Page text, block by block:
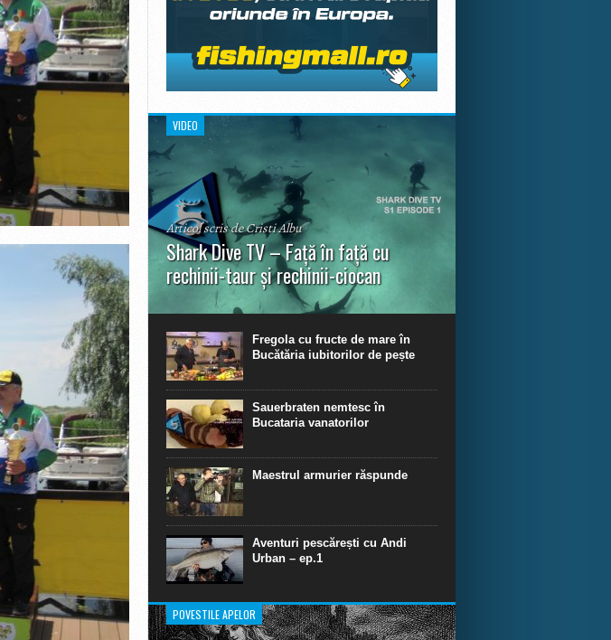
VIDEO
Articol scris de Cristi Albu
Shark Dive TV – Față în față cu
rechinii-taur și rechinii-ciocan
În primul episod din Shark Dive TV, telespectatorii
extraordinare de scufundare cu rechini.
Fregola cu fructe de mare în
Bucătăria iubitorilor de pește
Sauerbraten nemtesc în
Bucataria vanatorilor
Maestrul armurier răspunde
Aventuri pescărești cu Andi
Urban – ep.1
POVESTILE APELOR